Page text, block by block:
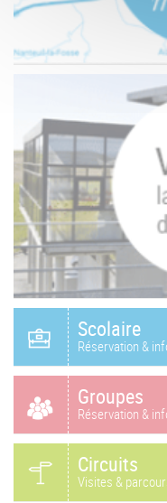
Scolaire
Réservation &
Groupes
Réservation &
Circuits
Visites &